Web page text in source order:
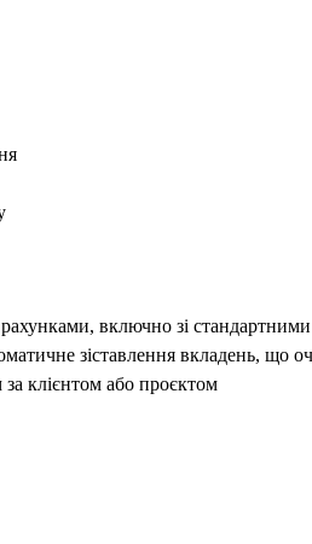
рахунками, включно зі
зіставлення вкладень, що
клієнтом або проєктом